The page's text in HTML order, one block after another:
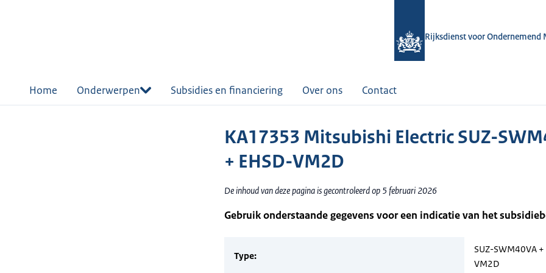
Rijksdienst voor Ondernemend
Home Onderwerpen Subsidies en financiering Over ons Contact
KA17353 Mitsubishi Electric SUZ-
+ EHSD-VM2D
De inhoud van deze pagina is gecontroleerd op 5 februari 2026
Gebruik onderstaande gegevens voor een indicatie van het
Type:
SUZ-SWM40VA +
VM2D